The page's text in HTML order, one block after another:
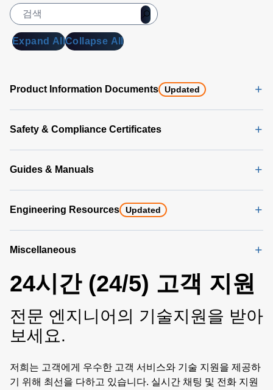
Expand AllCollapse All
Product Information Documents Updated
Safety & Compliance Certificates
Guides & Manuals
Engineering Resources Updated
Miscellaneous
24시간 (24/5) 고객 지원
전문 엔지니어의 기술지원을 받아
보세요.
저희는 고객에게 우수한 고객 서비스와 기술 지원을 제공하
기 위해 최선을 다하고 있습니다. 실시간 채팅 및 전화 지원